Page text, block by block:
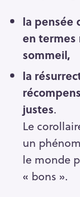
la pensée
en termes
sommeil,
la
justes.
Le
un
le monde
« bons ».